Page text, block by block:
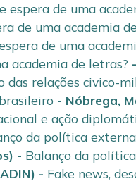
espera de uma
de uma academia
de uma
academia de letras? -
das relações civico-
- Nóbrega,
e ação
da política
- Balanço da
- Fake news,